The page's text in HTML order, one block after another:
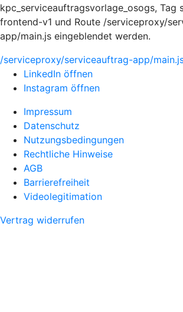
kpc_serviceauftragsvorlage_osogs, Tag
frontend-v1 und Route /serviceproxy/
app/main.js eingeblendet werden.
/serviceproxy/serviceauftrag-app/
LinkedIn öffnen
Instagram öffnen
Impressum
Datenschutz
Nutzungsbedingungen
Rechtliche Hinweise
AGB
Barrierefreiheit
Videolegitimation
Vertrag widerrufen